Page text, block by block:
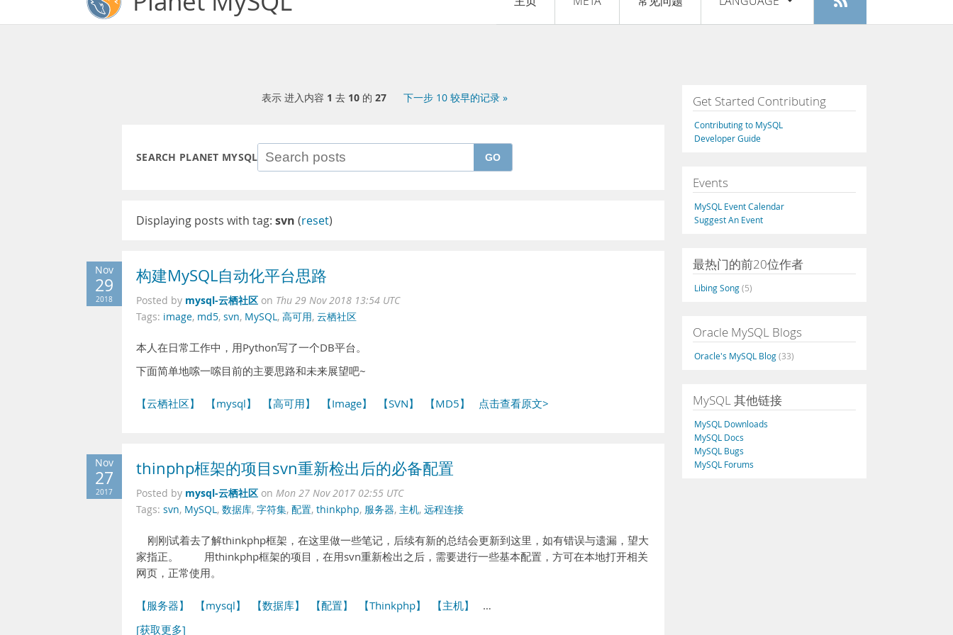
|注册
Français
Italiano
Русский
Português
表示 进入内容 1 去 10的 27 下一步 10 较早的记录 »
SEARCH PLANET MYSQL GO
Displaying posts with tag: svn (reset)
Nov
29
2018
构建MySQL自动化平台思路
Posted by mysql-云栖社区 on Thu 29 Nov 2018 13:54 UTC
Tags: image, md5, svn, MySQL, 高可用, 云栖社区
本人在日常工作中，用Python写了一个DB平台。
下面简单地嗦一嗦目前的主要思路和未来展望吧~
【云栖社区】 【mysql】 【高可用】 【Image】 【SVN】 【MD5】 点击查看原文>
Nov
27
2017
thinphp框架的项目svn重新检出后的必备配置
Posted by mysql-云栖社区 on Mon 27 Nov 2017 02:55 UTC
Tags: svn, MySQL, 数据库, 字符集, 配置, thinkphp, 服务器, 主机, 远程连接
刚刚试着去了解thinkphp框架，在这里做一些笔记，后续有新的总结会更新到这里，如有错误与遗漏，望大
家指正。 用thinkphp框架的项目，在用svn重新检出之后，需要进行一些基本配置，方可在本地打开相关
网页，正常使用。
【服务器】 【mysql】 【数据库】 【配置】 【Thinkphp】 【主机】
…
[获取更多]
Get Started Contributing
Contributing to MySQL
Developer Guide
Events
MySQL Event Calendar
Suggest An Event
最热门的前20位作者
Libing Song(5)
Oracle MySQL Blogs
Oracle's MySQL Blog(33)
MySQL 其他链接
MySQL Downloads
MySQL Docs
MySQL Bugs
MySQL Forums